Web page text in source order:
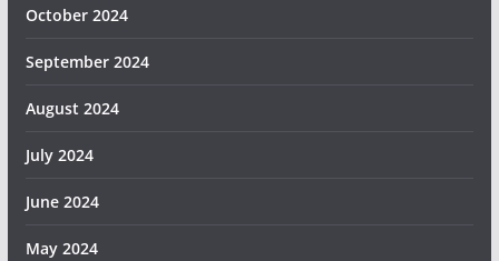
October 2024
September 2024
August 2024
July 2024
June 2024
May 2024